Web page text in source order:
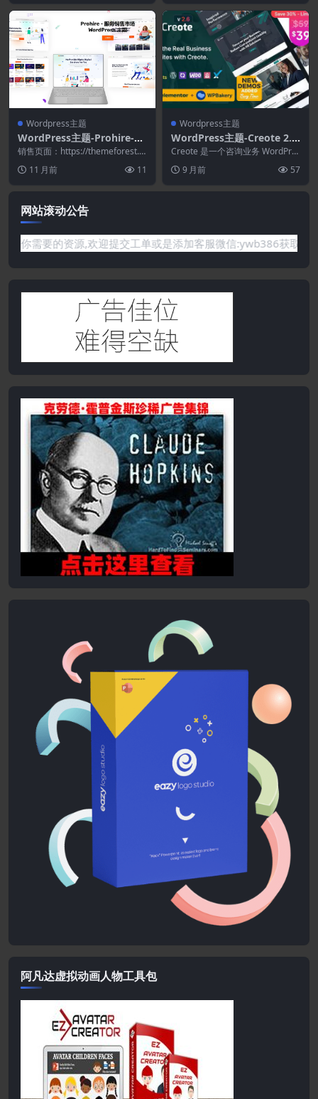
Wordpress主题
WordPress主题-Prohire-W
ordPress服务销售市场
销售页面：https://themeforest.n
et/item/prohir...
11 月前 11
Wordpress主题
WordPress主题-Creote 2.9.
1–企业与咨询业务WordPres
s主题
Creote 是一个咨询业务 WordPre
ss 主题，致力于初创公司、咨询
企业...9 月前 57
网站滚动公告
是网站没有你需要的资源,欢迎提交工单或是添加客服微信
阿凡达虚拟动画人物工具包